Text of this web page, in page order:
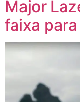
Major
faixa